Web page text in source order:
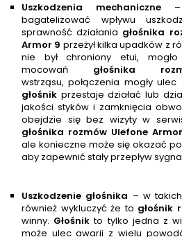
Uszkodzenia mechaniczne –
bagatelizować wpływu
sprawność działania głośnika
Armor 9 przeżył kilka upadków z
nie był chroniony etui,
mocowań głośnika
wstrząsu, połączenia mogły
głośnik przestaje działać lub
jakości styków i zamknięcia
obejdzie się bez wizyty w
głośnika rozmów Ulefone
ale konieczne może się okazać
aby zapewnić stały przepływ
Uszkodzenie głośnika – w
również wykluczyć że to głośnik
winny. Głośnik to tylko jedna z
może ulec awarii z wielu